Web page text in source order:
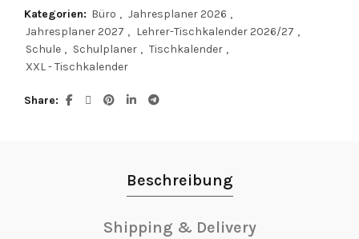
Kategorien: Büro , Jahresplaner 2026 ,
Jahresplaner 2027 , Lehrer-Tischkalender 2026/27 ,
Schule , Schulplaner , Tischkalender ,
XXL - Tischkalender
Share
Beschreibung
Shipping & Delivery